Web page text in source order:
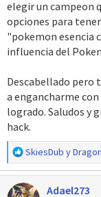
elegir un campeon
opciones para
"pokemon esencia
influencia del
Descabellado pero
a engancharme
logrado. Saludos y
hack.
R
e
a
c
SkiesDub y
Adael273